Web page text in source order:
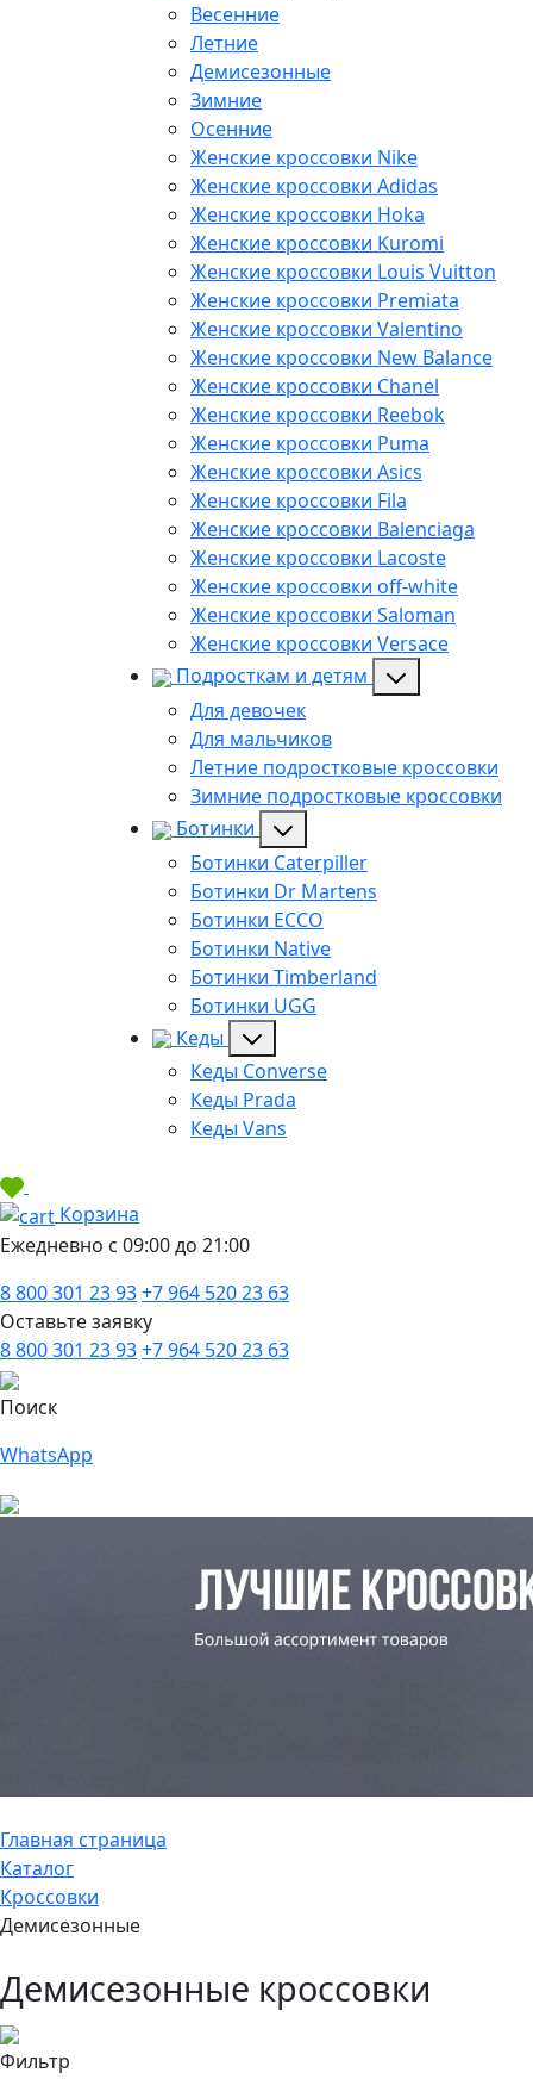
Весенние
Летние
Демисезонные
Зимние
Осенние
Женские кроссовки Nike
Женские кроссовки Adidas
Женские кроссовки Hoka
Женские кроссовки Kuromi
Женские кроссовки Louis Vuitton
Женские кроссовки Premiata
Женские кроссовки Valentino
Женские кроссовки New Balance
Женские кроссовки Chanel
Женские кроссовки Reebok
Женские кроссовки Puma
Женские кроссовки Asics
Женские кроссовки Fila
Женские кроссовки Balenciaga
Женские кроссовки Lacoste
Женские кроссовки off-white
Женские кроссовки Saloman
Женские кроссовки Versace
Подросткам и детям
Для девочек
Для мальчиков
Летние подростковые кроссовки
Зимние подростковые кроссовки
Ботинки
Ботинки Caterpiller
Ботинки Dr Martens
Ботинки ECCO
Ботинки Native
Ботинки Timberland
Ботинки UGG
Кеды
Кеды Converse
Кеды Prada
Кеды Vans
Корзина
Ежедневно с 09:00 до 21:00
8 800 301 23 93+7 964 520 23 63
Оставьте заявку
8 800 301 23 93+7 964 520 23 63
Поиск
WhatsApp
Главная страница
Каталог
Кроссовки
Демисезонные
Демисезонные кроссовки
Фильтр